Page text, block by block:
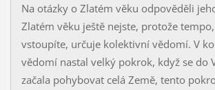
Na otázky o Zlatém věku odpověděli
Zlatém věku ještě nejste, protože
vstoupíte, určuje kolektivní vědomí. V
vědomí nastal velký pokrok, když se do
začala pohybovat celá Země, tento